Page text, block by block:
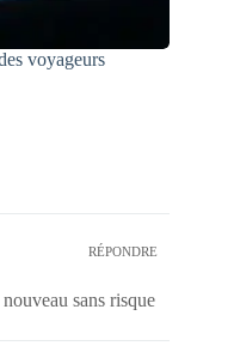
voyageurs
RÉPONDRE
sans risque